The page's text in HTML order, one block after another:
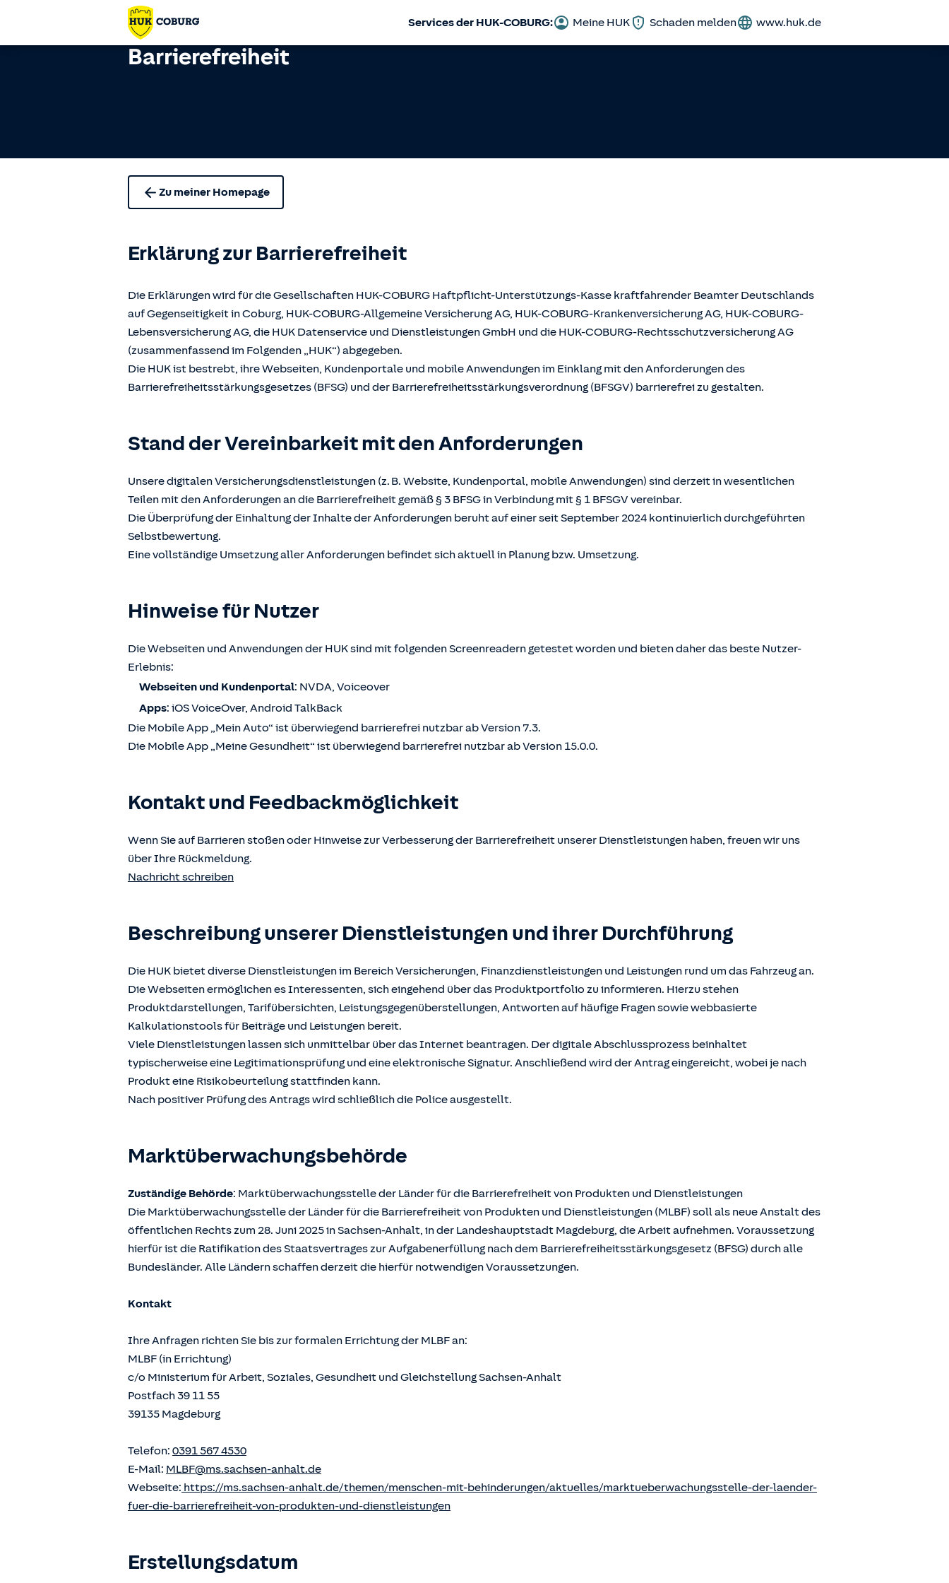
Services der HUK-COBURG: Meine HUK Schaden melden www.huk.de
Barrierefreiheit
Zu meiner Homepage
Erklärung zur Barrierefreiheit
Die Erklärungen wird für die Gesellschaften HUK-COBURG Haftpflicht-Unterstützungs-Kasse kraftfahrender Beamter Deutschlands
auf Gegenseitigkeit in Coburg, HUK-COBURG-Allgemeine Versicherung AG, HUK-COBURG-Krankenversicherung AG, HUK-COBURG-
Lebensversicherung AG, die HUK Datenservice und Dienstleistungen GmbH und die HUK-COBURG-Rechtsschutzversicherung AG
(zusammenfassend im Folgenden „HUK“) abgegeben.
Die HUK ist bestrebt, ihre Webseiten, Kundenportale und mobile Anwendungen im Einklang mit den Anforderungen des
Barrierefreiheitsstärkungsgesetzes (BFSG) und der Barrierefreiheitsstärkungsverordnung (BFSGV) barrierefrei zu gestalten.
Stand der Vereinbarkeit mit den Anforderungen
Unsere digitalen Versicherungsdienstleistungen (z. B. Website, Kundenportal, mobile Anwendungen) sind derzeit in wesentlichen
Teilen mit den Anforderungen an die Barrierefreiheit gemäß § 3 BFSG in Verbindung mit § 1 BFSGV vereinbar.
Die Überprüfung der Einhaltung der Inhalte der Anforderungen beruht auf einer seit September 2024 kontinuierlich durchgeführten
Selbstbewertung.
Eine vollständige Umsetzung aller Anforderungen befindet sich aktuell in Planung bzw. Umsetzung.
Hinweise für Nutzer
Die Webseiten und Anwendungen der HUK sind mit folgenden Screenreadern getestet worden und bieten daher das beste Nutzer-
Erlebnis:
Webseiten und Kundenportal: NVDA, Voiceover
Apps: iOS VoiceOver, Android TalkBack
Die Mobile App „Mein Auto“ ist überwiegend barrierefrei nutzbar ab Version 7.3.
Die Mobile App „Meine Gesundheit“ ist überwiegend barrierefrei nutzbar ab Version 15.0.0.
Kontakt und Feedbackmöglichkeit
Wenn Sie auf Barrieren stoßen oder Hinweise zur Verbesserung der Barrierefreiheit unserer Dienstleistungen haben, freuen wir uns
über Ihre Rückmeldung.
Nachricht schreiben
Beschreibung unserer Dienstleistungen und ihrer Durchführung
Die HUK bietet diverse Dienstleistungen im Bereich Versicherungen, Finanzdienstleistungen und Leistungen rund um das Fahrzeug an.
Die Webseiten ermöglichen es Interessenten, sich eingehend über das Produktportfolio zu informieren. Hierzu stehen
Produktdarstellungen, Tarifübersichten, Leistungsgegenüberstellungen, Antworten auf häufige Fragen sowie webbasierte
Kalkulationstools für Beiträge und Leistungen bereit.
Viele Dienstleistungen lassen sich unmittelbar über das Internet beantragen. Der digitale Abschlussprozess beinhaltet
typischerweise eine Legitimationsprüfung und eine elektronische Signatur. Anschließend wird der Antrag eingereicht, wobei je nach
Produkt eine Risikobeurteilung stattfinden kann.
Nach positiver Prüfung des Antrags wird schließlich die Police ausgestellt.
Marktüberwachungsbehörde
Zuständige Behörde: Marktüberwachungsstelle der Länder für die Barrierefreiheit von Produkten und Dienstleistungen
Die Marktüberwachungsstelle der Länder für die Barrierefreiheit von Produkten und Dienstleistungen (MLBF) soll als neue Anstalt des
öffentlichen Rechts zum 28. Juni 2025 in Sachsen-Anhalt, in der Landeshauptstadt Magdeburg, die Arbeit aufnehmen. Voraussetzung
hierfür ist die Ratifikation des Staatsvertrages zur Aufgabenerfüllung nach dem Barrierefreiheitsstärkungsgesetz (BFSG) durch alle
Bundesländer. Alle Ländern schaffen derzeit die hierfür notwendigen Voraussetzungen.
Kontakt
Ihre Anfragen richten Sie bis zur formalen Errichtung der MLBF an:
MLBF (in Errichtung)
c/o Ministerium für Arbeit, Soziales, Gesundheit und Gleichstellung Sachsen-Anhalt
Postfach 39 11 55
39135 Magdeburg
Telefon: 0391 567 4530
E-Mail: MLBF@ms.sachsen-anhalt.de
Webseite: https://ms.sachsen-anhalt.de/themen/menschen-mit-behinderungen/aktuelles/marktueberwachungsstelle-der-laender-
fuer-die-barrierefreiheit-von-produkten-und-dienstleistungen
Erstellungsdatum